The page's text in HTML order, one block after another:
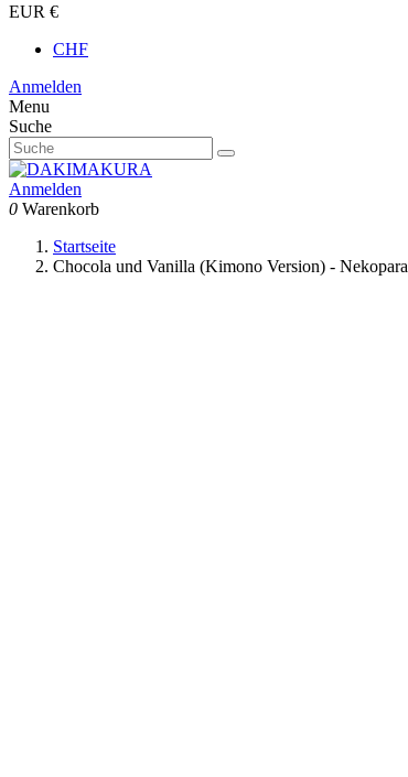
EUR €
CHF
Anmelden
Menu
Suche
Anmelden
0 Warenkorb
Startseite
Chocola und Vanilla (Kimono Version) - Nekopara